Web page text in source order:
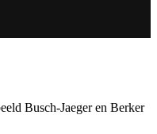
Busch-Jaeger en Berker